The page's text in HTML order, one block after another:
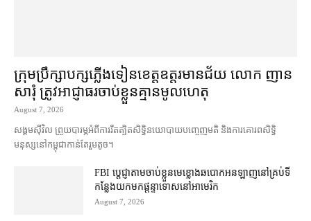
ក្រុមប្រឹក្សា​បក្ស​ភ្លើងទៀន​ខេត្ត​ឧត្ដរមានជ័យ លោក ញាន
សារុំ ត្រូវ​អាជ្ញាធរ​ចាប់ខ្លួន​គ្មាន​មូលហេតុ
August 7, 2026
សង្គម​ស៊ីវិល ព្រួយបារម្ភ​អំពី​ការ​រឹតត្បិត​សិទ្ធិ​នយោបាយ​បញ្ចេញមតិ និង​ការគោរព​សិទ្ធិ
មនុស្ស​នៅ​កម្ពុជា​កាន់តែ​រួម​តូច។
FBI ប្ដេជ្ញា​តាម​ចាប់ខ្លួន​មេខ្លោង​ឆបោក​អនឡាញ​នៅ​គ្រប់​ទី
កន្លែង​យក​មក​ផ្ដន្ទាទោស​នៅ​អាមេរិក
August 7, 2026